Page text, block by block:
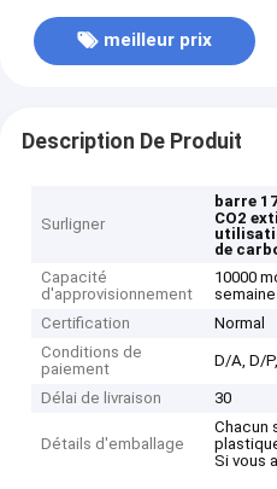
meilleur prix
Description De Produit
Surligner
barre
CO2
de
Capacité
d'approvisionnement
10000
semaine
Certification
Normal
Conditions de
paiement
D/A, D/
Délai de livraison 30
Détails d'emballage
Chacun
Si vous